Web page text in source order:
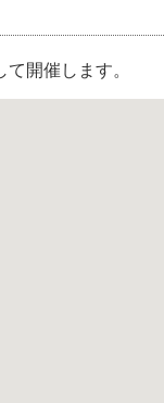
開催します。